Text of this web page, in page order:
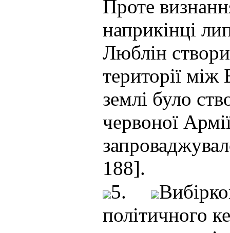
Проте
наприкінці
Люблін
території
землі було
червоної
188].
5.
політичного